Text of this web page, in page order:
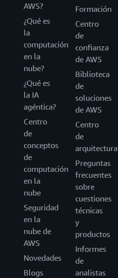
AWS?
¿Qué es
la
computación
en la
nube?
¿Qué es
la IA
agéntica?
Centro
de
conceptos
de
computación
en la
nube
Seguridad
en la
nube de
AWS
Novedades
Blogs
Formación
Centro
de
confianza
de AWS
Biblioteca
de
soluciones
de AWS
Centro
de
arquitectura
Preguntas
frecuentes
sobre
cuestiones
técnicas
y
productos
Informes
de
analistas